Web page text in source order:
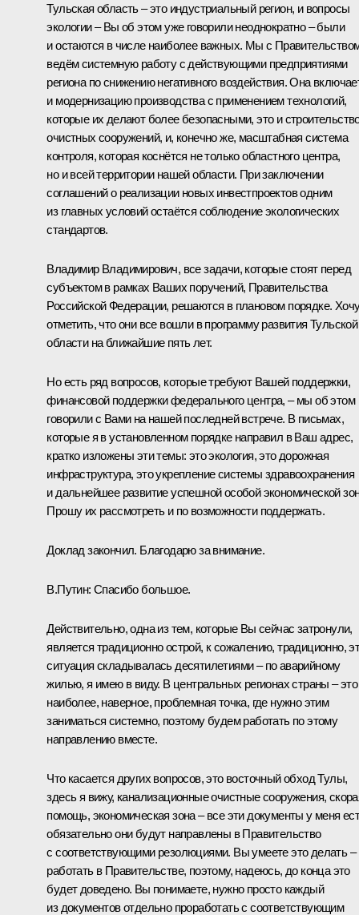
Тульская область – это индустриальный регион, и вопросы
экологии – Вы об этом уже говорили неоднократно – были
и остаются в числе наиболее важных. Мы с
ведём системную работу с действующими предприятиями
региона по снижению негативного воздействия. Она
и модернизацию производства с применением технологий,
которые их делают более безопасными, это и
очистных сооружений, и, конечно же, масштабная система
контроля, которая коснётся не только областного центра,
но и всей территории нашей области. При заключении
соглашений о реализации новых инвестпроектов одним
из главных условий остаётся соблюдение экологических
стандартов.
Владимир Владимирович, все задачи, которые стоят перед
субъектом в рамках Ваших поручений, Правительства
Российской Федерации, решаются в плановом порядке.
отметить, что они все вошли в программу развития Тульской
области на ближайшие пять лет.
Но есть ряд вопросов, которые требуют Вашей поддержки,
финансовой поддержки федерального центра, – мы об этом
говорили с Вами на нашей последней встрече. В письмах,
которые я в установленном порядке направил в Ваш адрес,
кратко изложены эти темы: это экология, это дорожная
инфраструктура, это укрепление системы здравоохранения
и дальнейшее развитие успешной особой экономической
Прошу их рассмотреть и по возможности поддержать.
Доклад закончил. Благодарю за внимание.
В.Путин: Спасибо большое.
Действительно, одна из тем, которые Вы сейчас затронули,
является традиционно острой, к сожалению, традиционно,
ситуация складывалась десятилетиями – по аварийному
жилью, я имею в виду. В центральных регионах страны – это
наиболее, наверное, проблемная точка, где нужно этим
заниматься системно, поэтому будем работать по этому
направлению вместе.
Что касается других вопросов, это восточный обход Тулы,
здесь я вижу, канализационные очистные сооружения,
помощь, экономическая зона – все эти документы у меня
обязательно они будут направлены в Правительство
с соответствующими резолюциями. Вы умеете это делать –
работать в Правительстве, поэтому, надеюсь, до конца это
будет доведено. Вы понимаете, нужно просто каждый
из документов отдельно проработать с соответствующим